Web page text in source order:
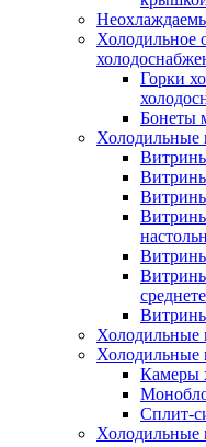
Холодильное
Горки
Бонеты
Холодильные
Холодильные
Холодильные
Камеры
Сплит-
Холодильные